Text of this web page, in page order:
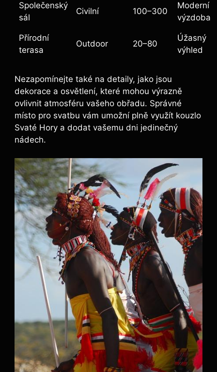
Společenský
sál
Civilní 100–300
Moderní
výzdoba
Přírodní
terasa
Outdoor 20–80
Úžasný
výhled
Nezapomínejte také na detaily, jako jsou
dekorace a osvětlení, které mohou výrazně
ovlivnit atmosféru vašeho obřadu. Správné
místo pro svatbu vám umožní plně využít kouzlo
Svaté Hory a dodat vašemu dni jedinečný
nádech.